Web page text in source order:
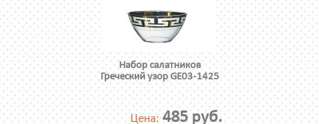
Набор салатников
Греческий узор GE03-1425
Цена: 485 руб.